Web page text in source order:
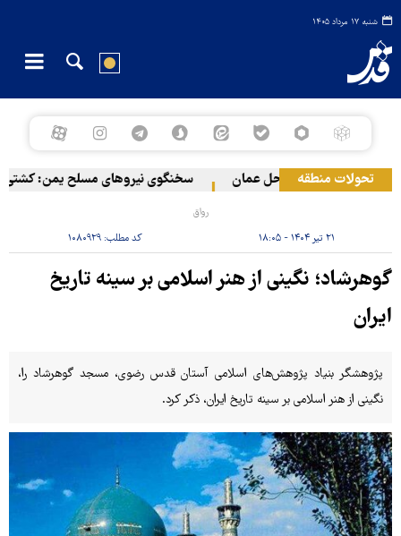
شنبه ۱۷ مرداد ۱۴۰۵
تحولات منطقه
دریایی در سواحل عمان سخنگوی نیروهای مسلح یمن: کشتی
رواق
۲۱ تیر ۱۴۰۴ - ۱۸:۰۵ کد مطلب:۱۰۸۰۹۲۹
گوهرشاد؛ نگینی از هنر اسلامی بر سینه تاریخ
ایران
پژوهشگر بنیاد پژوهش‌های اسلامی آستان قدس رضوی، مسجد گوهرشاد را،
نگینی از هنر اسلامی بر سینه تاریخ ایران، ذکر کرد.